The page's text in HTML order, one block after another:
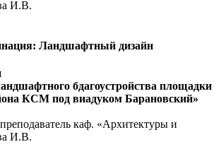
И.В.
Ландшафтный дизайн
бдагоустройства площадки
КСМ под виадуком Барановский»
каф. «Архитектуры и
И.В.